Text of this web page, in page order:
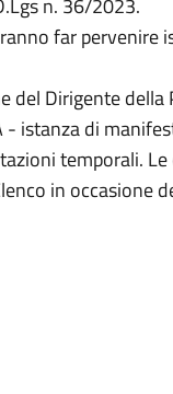
n. 36/2023.
far pervenire
del Dirigente della
- istanza di
temporali.
in occasione